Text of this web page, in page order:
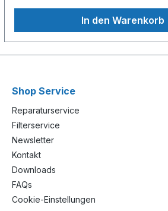
In den Warenkorb
Shop Service
Reparaturservice
Filterservice
Newsletter
Kontakt
Downloads
FAQs
Cookie-Einstellungen